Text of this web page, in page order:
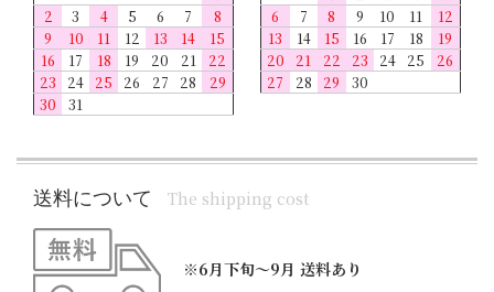
2
3 4 5 6 7
8
9
10 11 12 13 14
15
16
17 18 19 20 21
22
23
24 25 26 27 28
29
30
31
6
7 8 9 10 11
12
13
14 15 16 17 18
19
20
21 22 23 24 25
26
27
28 29 30
送料について The shipping cost
※6月下旬～9月 送料あり